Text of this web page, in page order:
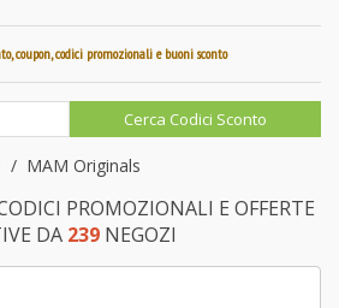
coupon, codici promozionali e buoni sconto
MAM Originals
PROMOZIONALI E OFFERTE
DA 239NEGOZI